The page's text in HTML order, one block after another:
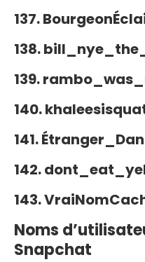
137.
138.
139.
140.
141.
142.
143.
Noms
Snapchat